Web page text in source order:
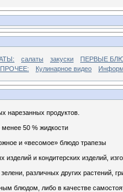
салаты закуски
ПЕРВЫЕ
Кулинарное видео
нарезанных продуктов.
менее 50 % жидкости
и «весомое» блюдо трапезы
и кондитерских изделий,
различных других растений,
блюдом, либо в качестве